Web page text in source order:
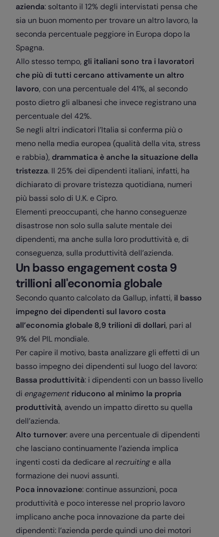
azienda: soltanto il 12% degli intervistati pensa che
sia un buon momento per trovare un altro lavoro, la
seconda percentuale peggiore in Europa dopo la
Spagna.
Allo stesso tempo, gli italiani sono tra i lavoratori
che più di tutti cercano attivamente un altro
lavoro, con una percentuale del 41%, al secondo
posto dietro gli albanesi che invece registrano una
percentuale del 42%.
Se negli altri indicatori l’Italia si conferma più o
meno nella media europea (qualità della vita, stress
e rabbia), drammatica è anche la situazione della
tristezza. Il 25% dei dipendenti italiani, infatti, ha
dichiarato di provare tristezza quotidiana, numeri
più bassi solo di U.K. e Cipro.
Elementi preoccupanti, che hanno conseguenze
disastrose non solo sulla salute mentale dei
dipendenti, ma anche sulla loro produttività e, di
conseguenza, sulla produttività dell’azienda.
Un basso engagement costa 9
trillioni all'economia globale
Secondo quanto calcolato da Gallup, infatti, il basso
impegno dei dipendenti sul lavoro costa
all’economia globale 8,9 trilioni di dollari, pari al
9% del PIL mondiale.
Per capire il motivo, basta analizzare gli effetti di un
basso impegno dei dipendenti sul luogo del lavoro:
Bassa produttività: i dipendenti con un basso livello
di engagement riducono al minimo la propria
produttività, avendo un impatto diretto su quella
dell’azienda.
Alto turnover: avere una percentuale di dipendenti
che lasciano continuamente l’azienda implica
ingenti costi da dedicare al recruiting e alla
formazione dei nuovi assunti.
Poca innovazione: continue assunzioni, poca
produttività e poco interesse nel proprio lavoro
implicano anche poca innovazione da parte dei
dipendenti: l’azienda perde quindi uno dei motori